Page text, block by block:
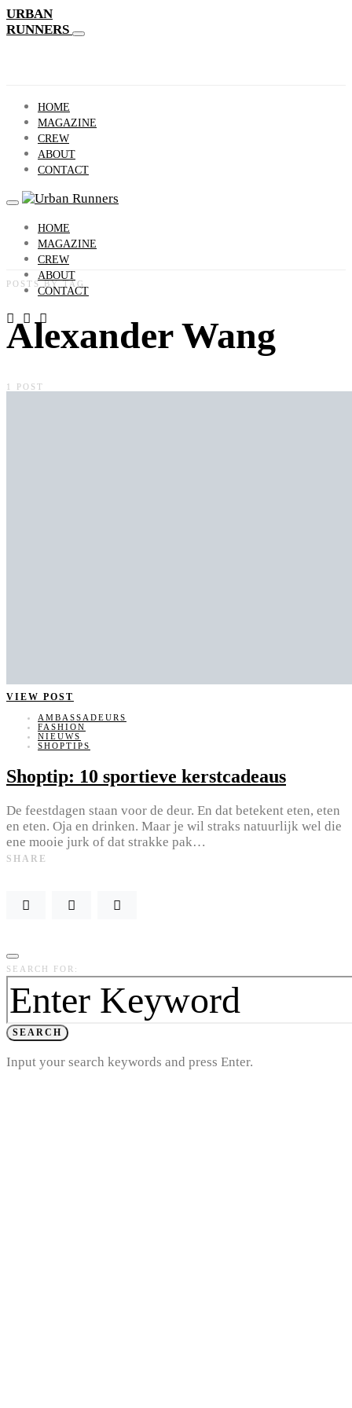
URBAN
RUNNERS
HOME
MAGAZINE
CREW
ABOUT
CONTACT
HOME
MAGAZINE
CREW
ABOUT
CONTACT
POSTS BY TAG
Alexander Wang
1 POST
VIEW POST
AMBASSADEURS
FASHION
NIEUWS
SHOPTIPS
Shoptip: 10 sportieve kerstcadeaus
De feestdagen staan voor de deur. En dat betekent eten, eten
en eten. Oja en drinken. Maar je wil straks natuurlijk wel die
ene mooie jurk of dat strakke pak…
SHARE
SEARCH FOR:
SEARCH
Input your search keywords and press Enter.